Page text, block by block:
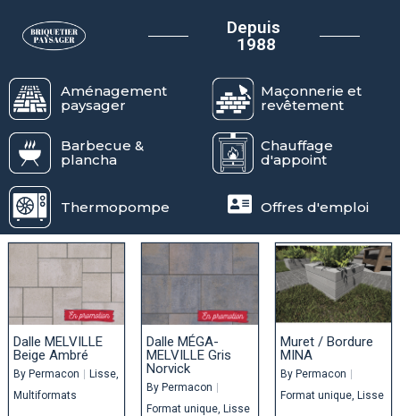
Depuis
1988
Aménagement
paysager
Maçonnerie et
revêtement
Barbecue &
plancha
Chauffage
d'appoint
Thermopompe Offres d'emploi
Dalle MELVILLE
Beige Ambré
By Permacon | Lisse
Multiformats
Dalle MÉGA-
MELVILLE Gris
Norvick
ByPermacon |
Format unique Lisse
Muret / Bordure
MINA
By Permacon |
Format unique Lisse